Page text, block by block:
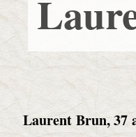
Laurent Brun, 37